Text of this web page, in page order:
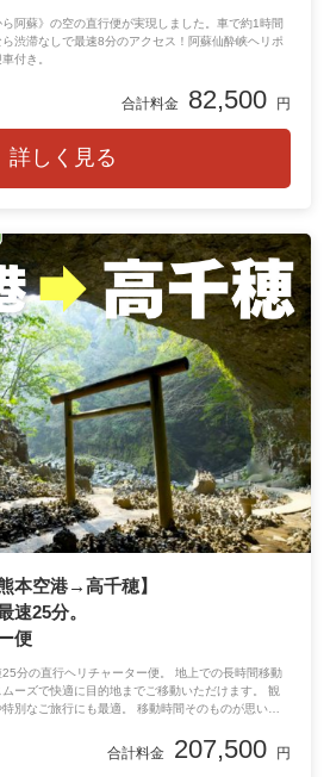
阿蘇》の空の直行便が実現しました。車で約1時間
渋滞なしで最速8分のアクセス！阿蘇仙酔峡ヘリポ
付き。
合計料金 82,500 円
詳しく見る
本空港→高千穂】
速25分。
便
分の直行ヘリチャーター便。 地上での長時間移動
ーズで快適に目的地までご移動いただけます。 観
別なご旅行にも最適。 移動時間そのものが思い出
合計料金 207,500 円